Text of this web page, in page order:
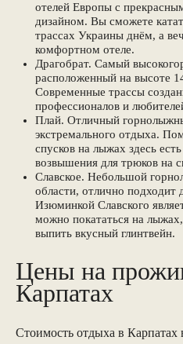
отелей Европы с
дизайном. Вы сможете
трассах Украины днём, а
комфортном отеле.
Драгобрат. Самый
расположенный на высоте
Современные трассы
профессионалов и
Плай. Отличный
экстремального отдыха.
спусков на лыжах здесь
возвышения для трюков на
Славское. Небольшой
области, отлично подходит
Изюминкой Славского
можно покататься на
выпить вкусный глинтвейн.
Цены на
Карпатах
Стоимость отдыха в Карпатах